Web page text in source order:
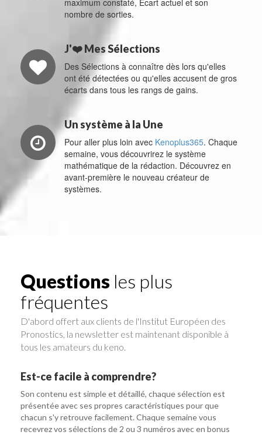
maximum constaté, Ecart actuel et son
nombre de sorties.
J'❤️ Mes Sélections
Des Sélections à connaître dès lors qu'elles
ont été détectées ou qu'elles accusent de gros
écarts dans tous les rangs de gains.
Un système à la Une
Pour aller plus loin avec Kenoplus365. Chaque
semaine, vous découvrirez le système
mathématique de la rédaction. Découvrez en
avant-première le nouveau créateur de
systèmes.
Questions les plus
fréquentes
D'abord offert aux clients de l'Institut Européen des
Pronostics, la newsletter est maintenant disponible à
tous les amateurs du keno.
Est-ce facile à comprendre?
Son contenu est simple et détaillé, chaque sélection est
présentée avec ses propres caractéristiques pour que
chacun s'y retrouve facilement. Chaque semaine vous
recevrez vos sélections de 2 ou 3 numéros avec en bonus